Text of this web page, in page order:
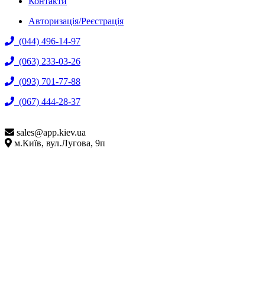
Авторизація/Реєстрація
(044) 496-14-97
(063) 233-03-26
(093) 701-77-88
(067) 444-28-37
sales@app.kiev.ua
м.Київ, вул.Лугова, 9п